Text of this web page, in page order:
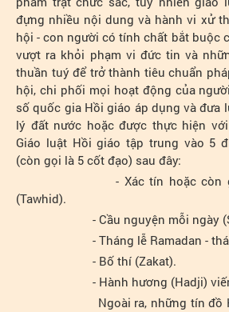
đựng nhiều nội dung và hành vi xử
hội - con người có tính chất bắt buộc
vượt ra khỏi phạm vi đức tin và
thuần tuý để trở thành tiêu chuẩn
hội, chi phối mọi hoạt động của
số quốc gia Hồi giáo áp dụng và đưa
lý đất nước hoặc được thực hiện
Giáo luật Hồi giáo tập trung vào 5
(còn gọi là 5 cốt đạo) sau đây:
- Xác tín hoặc còn gọi
(Tawhid).
- Cầu nguyện mỗi ngày
- Tháng lễ Ramadan -
- Bố thí (Zakat).
- Hành hương (Hadji)
Ngoài ra, những tín đồ